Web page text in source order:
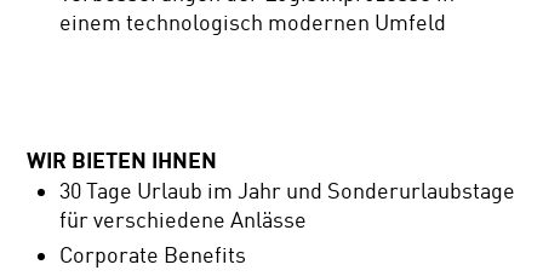
einem technologisch modernen Umfeld
WIR BIETEN IHNEN
30 Tage Urlaub im Jahr und Sonderurlaubstage
für verschiedene Anlässe
Corporate Benefits